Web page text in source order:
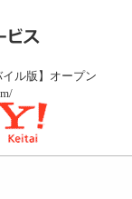
ル版】オープン